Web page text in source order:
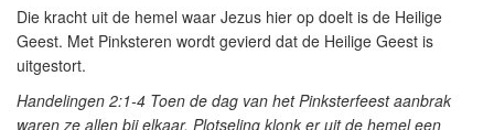
Die kracht uit de hemel waar Jezus hier op doelt is de Heilige
Geest. Met Pinksteren wordt gevierd dat de Heilige Geest is
uitgestort.
Handelingen 2:1-4 Toen de dag van het Pinksterfeest aanbrak
waren ze allen bij elkaar. Plotseling klonk er uit de hemel een